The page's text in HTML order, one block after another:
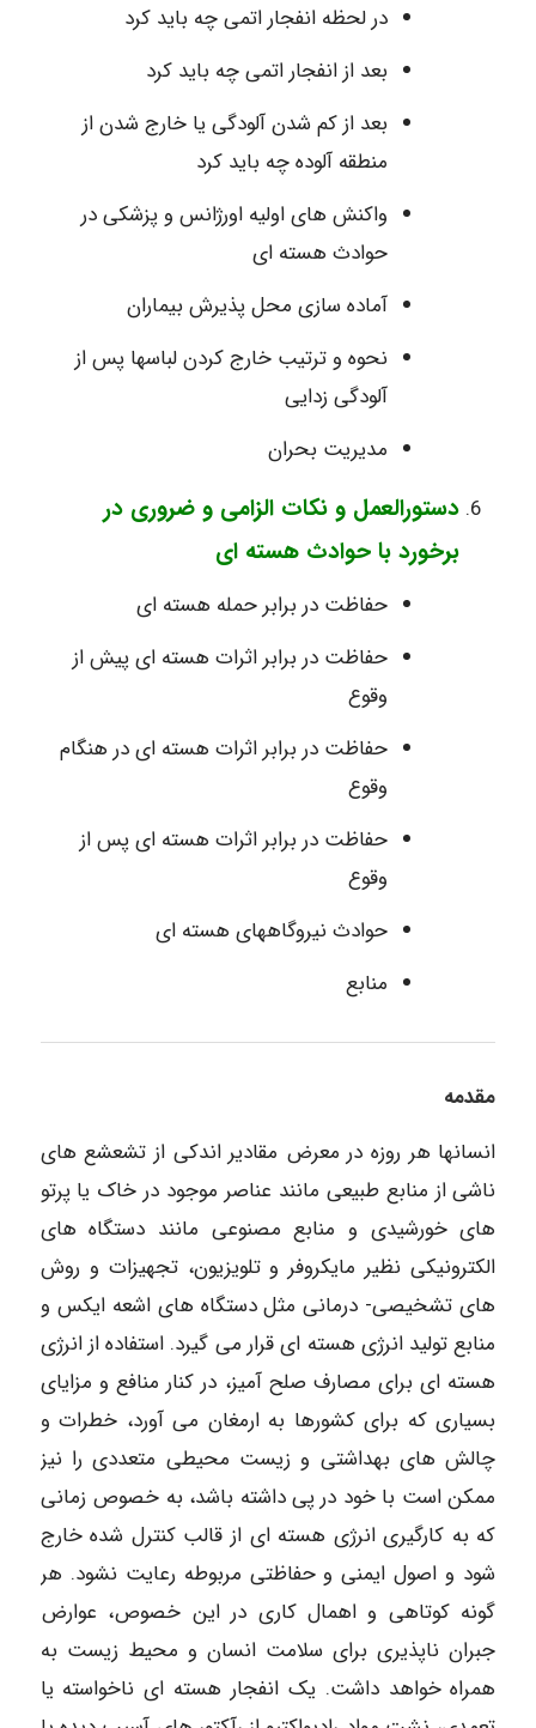
در لحظه انفجار اتمی چه باید کرد
بعد از انفجار اتمی چه باید کرد
بعد از کم شدن آلودگی یا خارج شدن از
منطقه آلوده چه باید کرد
واکنش های اولیه اورژانس و پزشکی در
حوادث هسته ای
آماده سازی محل پذیرش بیماران
نحوه و ترتیب خارج کردن لباسها پس از
آلودگی زدایی
مدیریت بحران
دستورالعمل و نکات الزامی و ضروری در
برخورد با حوادث هسته ای
حفاظت در برابر حمله هسته ای
حفاظت در برابر اثرات هسته ای پیش از
وقوع
حفاظت در برابر اثرات هسته ای در هنگام
وقوع
حفاظت در برابر اثرات هسته ای پس از
وقوع
حوادث نیروگاههای هسته ای
منابع
مقدمه
انسانها هر روزه در معرض مقادیر اندکی از تشعشع های
ناشی از منابع طبیعی مانند عناصر موجود در خاک یا پرتو
های خورشیدی و منابع مصنوعی مانند دستگاه های
الکترونیکی نظیر مایکروفر و تلویزیون، تجهیزات و روش
های تشخیصی- درمانی مثل دستگاه های اشعه ایکس و
منابع تولید انرژی هسته ای قرار می گیرد. استفاده از انرژی
هسته ای برای مصارف صلح آمیز، در کنار منافع و مزایای
بسیاری که برای کشورها به ارمغان می آورد، خطرات و
چالش های بهداشتی و زیست محیطی متعددی را نیز
ممکن است با خود در پی داشته باشد، به خصوص زمانی
که به کارگیری انرژی هسته ای از قالب کنترل شده خارج
شود و اصول ایمنی و حفاظتی مربوطه رعایت نشود. هر
گونه کوتاهی و اهمال کاری در این خصوص، عوارض
جبران ناپذیری برای سلامت انسان و محیط زیست به
همراه خواهد داشت. یک انفجار هسته ای ناخواسته یا